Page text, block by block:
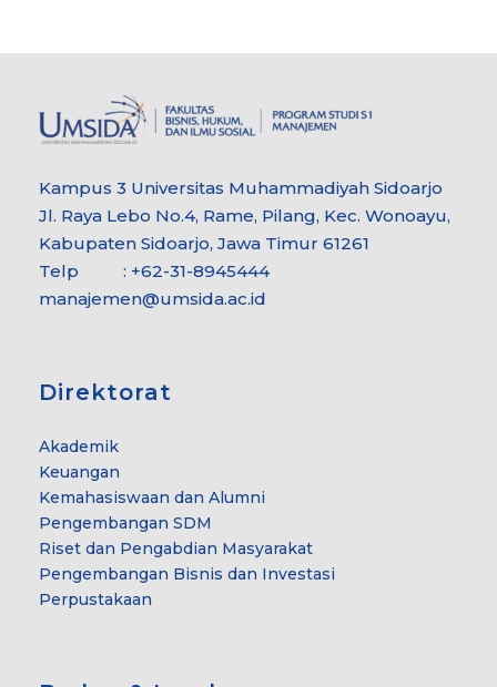
Kampus 3 Universitas Muhammadiyah Sidoarjo
Jl. Raya Lebo No.4, Rame, Pilang, Kec. Wonoayu,
Kabupaten Sidoarjo, Jawa Timur 61261
Telp : +62-31-8945444
manajemen@umsida.ac.id
Direktorat
Akademik
Keuangan
Kemahasiswaan dan Alumni
Pengembangan SDM
Riset dan Pengabdian Masyarakat
Pengembangan Bisnis dan Investasi
Perpustakaan